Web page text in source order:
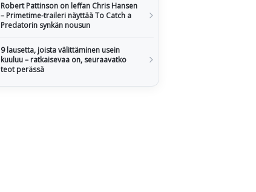
Robert Pattinson on leffan Chris Hansen
– Primetime-traileri näyttää To Catch a
Predatorin synkän nousun
9 lausetta, joista välittäminen usein
kuuluu – ratkaisevaa on, seuraavatko
teot perässä